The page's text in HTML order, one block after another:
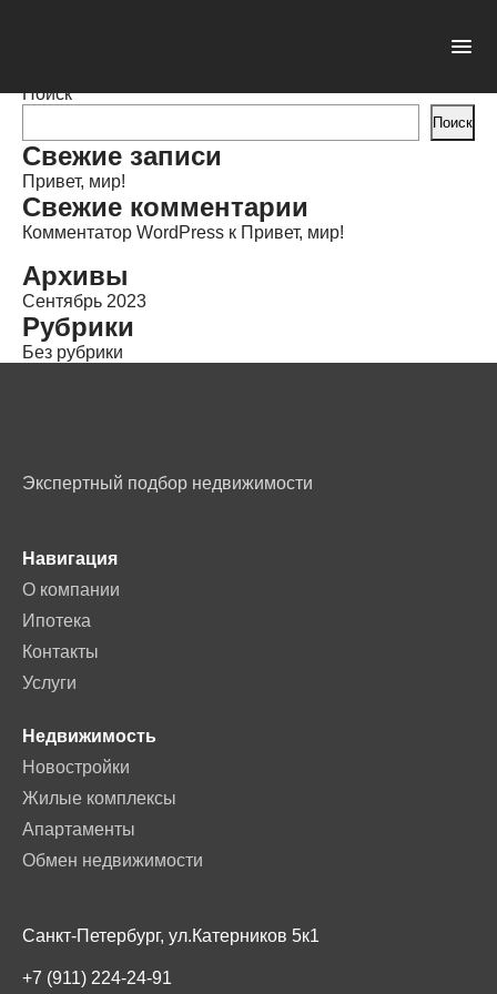
Поиск
Поиск
Свежие записи
Привет, мир!
Свежие комментарии
Комментатор WordPress к Привет, мир!
Архивы
Сентябрь 2023
Рубрики
Без рубрики
Экспертный подбор недвижимости
Навигация
О компании
Ипотека
Контакты
Услуги
Недвижимость
Новостройки
Жилые комплексы
Апартаменты
Обмен недвижимости
Санкт-Петербург, ул.Катерников 5к1
+7 (911) 224-24-91